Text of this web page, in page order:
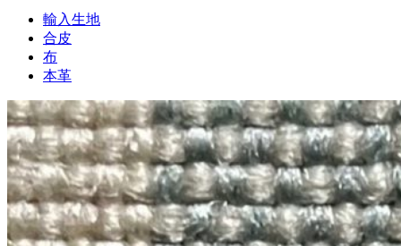
輸入生地
合皮
布
本革